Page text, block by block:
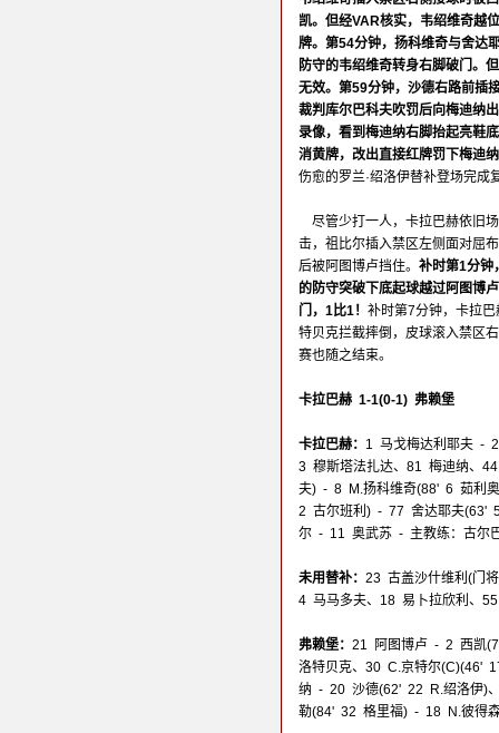
凯。但经VAR核实，韦绍维奇越
牌。第54分钟，扬科维奇与舍达
防守的韦绍维奇转身右脚破门。
无效。第59分钟，沙德右路前插
裁判库尔巴科夫吹罚后向梅迪纳
录像，看到梅迪纳右脚抬起亮鞋
消黄牌，改出直接红牌罚下梅迪
伤愈的罗兰·绍洛伊替补登场完成
尽管少打一人，卡拉巴赫依旧
击，祖比尔插入禁区左侧面对屈
后被阿图博卢挡住。 补时第1分钟
的防守突破下底起球越过阿图博
门，1比1！ 补时第7分钟，卡拉
特贝克拦截摔倒，皮球滚入禁区
赛也随之结束。
卡拉巴赫 1-1(0-1) 弗赖堡
卡拉巴赫： 1 马戈梅达利耶夫 -
3 穆斯塔法扎达、81 梅迪纳、
夫) - 8 M.扬科维奇(88' 6 茹利
2 古尔班利) - 77 舍达耶夫(63'
尔 - 11 奥武苏 - 主教练：古尔
未用替补： 23 古盖沙什维利(门
4 马马多夫、18 易卜拉欣利、
弗赖堡： 21 阿图博卢 - 2 西凯
洛特贝克、30 C.京特尔(C)(46'
纳 - 20 沙德(62' 22 R.绍洛伊)
勒(84' 32 格里福) - 18 N.彼得